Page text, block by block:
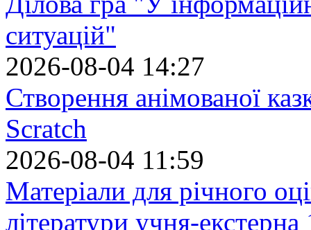
ситуацій"
2026-08-04 14:27
Створення анімованої
Scratch
2026-08-04 11:59
Матеріали для річного
літератури учня-екстерна